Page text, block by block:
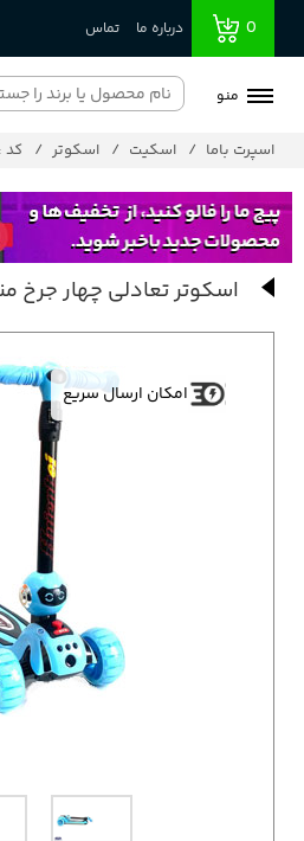
0 درباره ما تماس
منو
اسپرت باما اسکیت اسکوتر کد : 36461
اسکوتر تعادلی چهار جرخ مناسب
امکان ارسال سریع